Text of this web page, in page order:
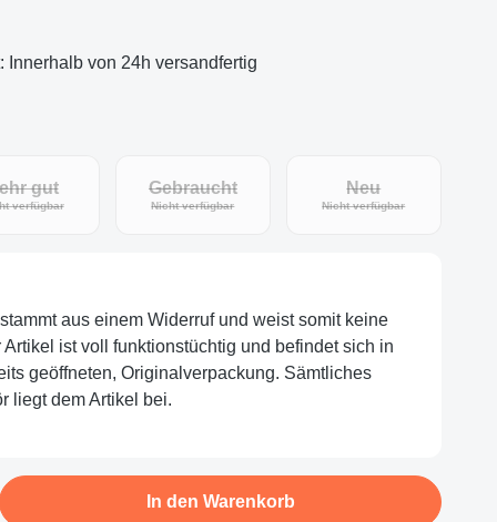
von 24h versandfertig
gut
verfügbar
(Diese Option ist zurzeit nicht verfügbar.)
Gebraucht
Nicht verfügbar(Diese Option ist zurzeit nicht verfügbar.)
Neu
Nicht verfügbar(Diese Option ist
aus einem Widerruf und weist somit keine
ist voll funktionstüchtig und befindet sich in
geöffneten, Originalverpackung. Sämtliches
liegt dem Artikel bei.
den gewünschten Wert ein oder
In den Warenkorb